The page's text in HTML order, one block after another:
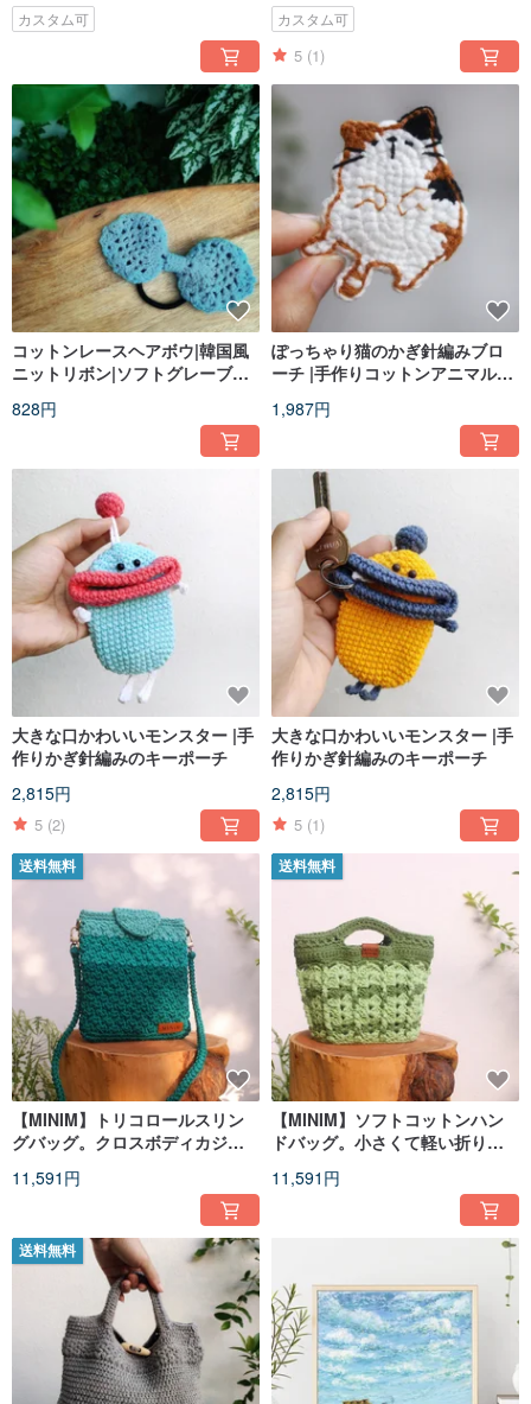
カスタム可 カスタム可
5 (1)
コットンレースヘアボウ|韓国風
ニットリボン|ソフトグレーブル
828円
ぽっちゃり猫のかぎ針編みブロ
ーチ |手作りコットンアニマルブ
1,987円
大きな口かわいいモンスター |手
作りかぎ針編みのキーポーチ
2,815円
5 (2)
大きな口かわいいモンスター |手
作りかぎ針編みのキーポーチ
2,815円
5 (1)
送料無料
【MINIM】トリコロールスリン
グバッグ。クロスボディカジュ
り。
11,591円
送料無料
【MINIM】ソフトコットンハン
ドバッグ。小さくて軽い折りた
11,591円
送料無料